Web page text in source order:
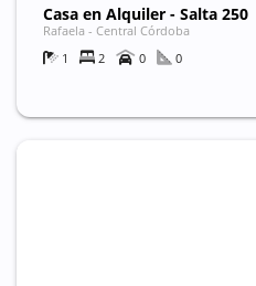
Casa en Alquiler - Salta 250
Rafaela - Central Córdoba
1
2 0 0